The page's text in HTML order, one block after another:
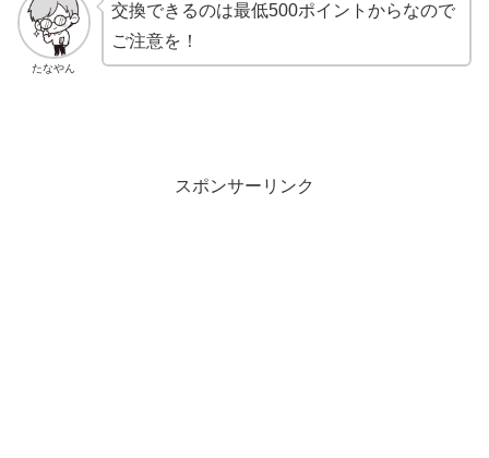
たなやん
交換できるのは最低500ポイントからなので
ご注意を！
スポンサーリンク